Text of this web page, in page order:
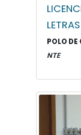
POLO DE
NTE